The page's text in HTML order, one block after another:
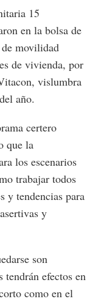
15
en la bolsa de
movilidad
de vivienda, por
vislumbra
año.
certero
que la
los escenarios
trabajar todos
y tendencias para
y
son
tendrán efectos en
como en el